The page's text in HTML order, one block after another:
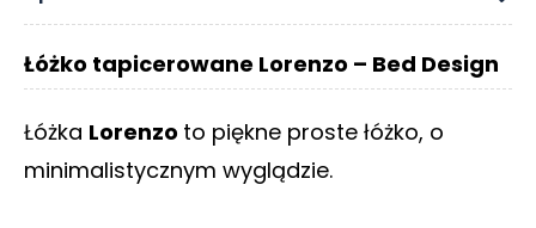
T
A
T
Łóżko tapicerowane Lorenzo – Bed Design
Łóżka Lorenzo to piękne proste łóżko, o
minimalistycznym wyglądzie.